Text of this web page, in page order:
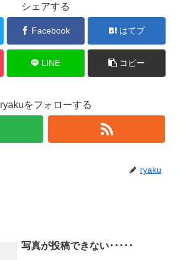
シェアする
Facebook はてブ
LINE コピー
ryakuをフォローする
ryaku
写真が投稿できない･････